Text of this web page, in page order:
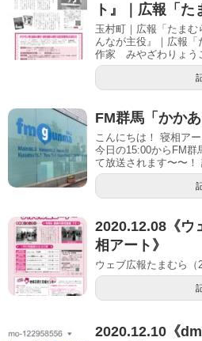
ト』｜広報「た
玉村町｜広報「たま
んなが主役』｜広報
作家 みやざわりょう
FM群馬「かか
こんにちは！ 寝相ア
今日の15:00からFM群
て放送されます〜〜！
2020.12.08《ウ
相アート》
ウェブ広報たまむら（
2020.12.10《